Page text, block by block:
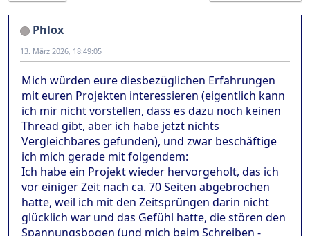
Phlox
13. März 2026, 18:49:05
Mich würden eure diesbezüglichen Erfahrungen
mit euren Projekten interessieren (eigentlich kann
ich mir nicht vorstellen, dass es dazu noch keinen
Thread gibt, aber ich habe jetzt nichts
Vergleichbares gefunden), und zwar beschäftige
ich mich gerade mit folgendem:
Ich habe ein Projekt wieder hervorgeholt, das ich
vor einiger Zeit nach ca. 70 Seiten abgebrochen
hatte, weil ich mit den Zeitsprüngen darin nicht
glücklich war und das Gefühl hatte, die stören den
Spannungsbogen (und mich beim Schreiben -